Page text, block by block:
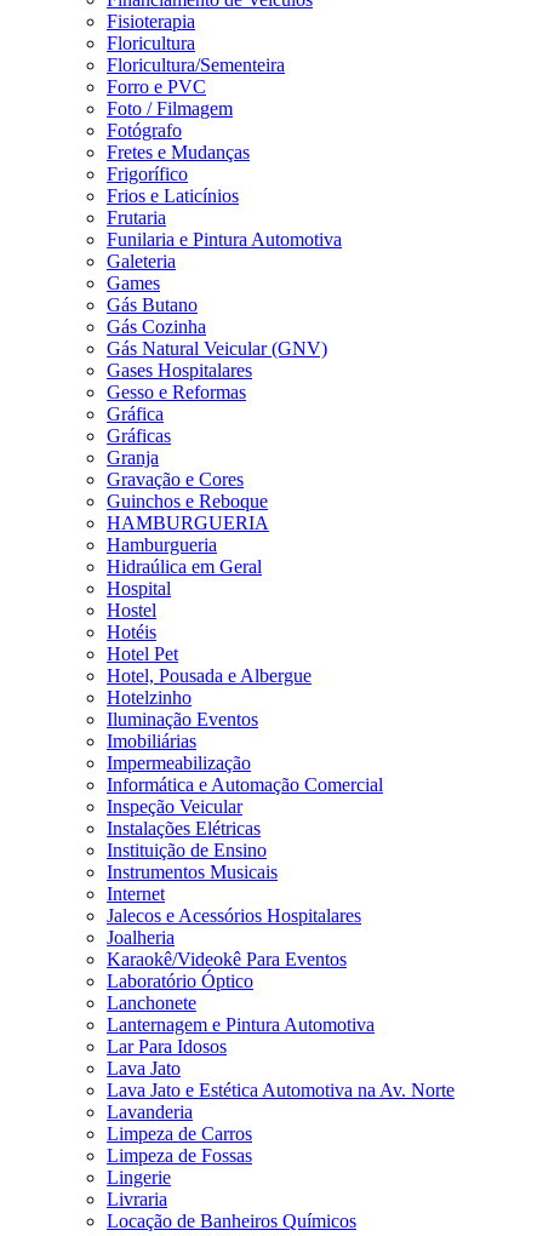
Fisioterapia
Floricultura
Floricultura/Sementeira
Forro e PVC
Foto / Filmagem
Fotógrafo
Fretes e Mudanças
Frigorífico
Frios e Laticínios
Frutaria
Funilaria e Pintura Automotiva
Galeteria
Games
Gás Butano
Gás Cozinha
Gás Natural Veicular (GNV)
Gases Hospitalares
Gesso e Reformas
Gráfica
Gráficas
Granja
Gravação e Cores
Guinchos e Reboque
HAMBURGUERIA
Hamburgueria
Hidraúlica em Geral
Hospital
Hostel
Hotéis
Hotel Pet
Hotel, Pousada e Albergue
Hotelzinho
Iluminação Eventos
Imobiliárias
Impermeabilização
Informática e Automação Comercial
Inspeção Veicular
Instalações Elétricas
Instituição de Ensino
Instrumentos Musicais
Internet
Jalecos e Acessórios Hospitalares
Joalheria
Karaokê/Videokê Para Eventos
Laboratório Óptico
Lanchonete
Lanternagem e Pintura Automotiva
Lar Para Idosos
Lava Jato
Lava Jato e Estética Automotiva na Av. Norte
Lavanderia
Limpeza de Carros
Limpeza de Fossas
Lingerie
Livraria
Locação de Banheiros Químicos